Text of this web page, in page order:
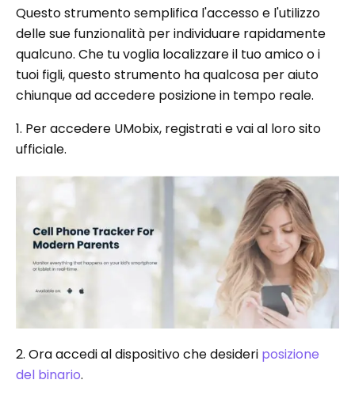
Questo strumento semplifica l'accesso e l'utilizzo
delle sue funzionalità per individuare rapidamente
qualcuno. Che tu voglia localizzare il tuo amico o i
tuoi figli, questo strumento ha qualcosa per aiuto
chiunque ad accedere posizione in tempo reale.
1. Per accedere UMobix, registrati e vai al loro sito
ufficiale.
2. Ora accedi al dispositivo che desideri posizione
del binario.